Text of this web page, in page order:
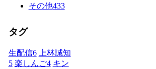
その他433
タグ
生配信6
上林誠知
5 楽しんご4 キン